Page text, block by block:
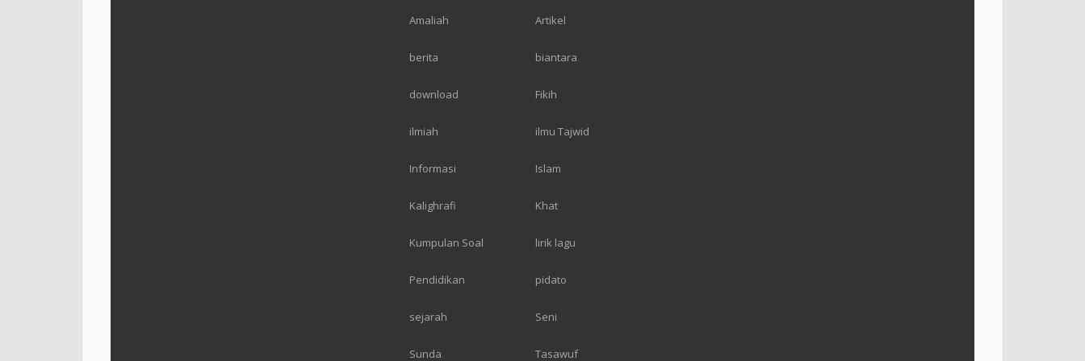
Amaliah Artikel
berita biantara
download Fikih
ilmiah ilmu Tajwid
Informasi Islam
Kalighrafi Khat
Kumpulan Soal lirik lagu
Pendidikan pidato
sejarah Seni
Sunda Tasawuf